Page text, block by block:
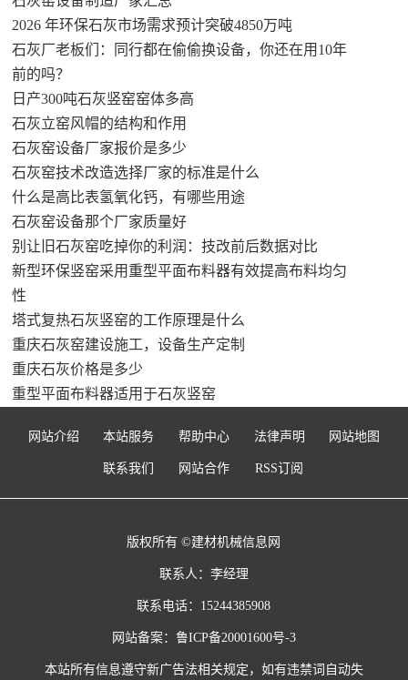
2026 年环保石灰市场需求预计突破4850万吨
石灰厂老板们：同行都在偷偷换设备，你还在用10年
前的吗？
日产300吨石灰竖窑窑体多高
石灰立窑风帽的结构和作用
石灰窑设备厂家报价是多少
石灰窑技术改造选择厂家的标准是什么
什么是高比表氢氧化钙，有哪些用途
石灰窑设备那个厂家质量好
别让旧石灰窑吃掉你的利润：技改前后数据对比
新型环保竖窑采用重型平面布料器有效提高布料均匀
性
塔式复热石灰竖窑的工作原理是什么
重庆石灰窑建设施工，设备生产定制
重庆石灰价格是多少
重型平面布料器适用于石灰竖窑
网站介绍 本站服务 帮助中心 法律声明 网站地图
联系我们 网站合作 RSS订阅
版权所有 ©建材机械信息网
联系人：李经理
联系电话：15244385908
网站备案： 鲁ICP备20001600号-3
本站所有信息遵守新广告法相关规定，如有违禁词自动失